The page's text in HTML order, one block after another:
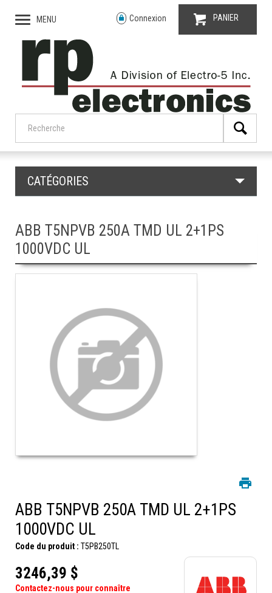
MENU Connexion PANIER
CATÉGORIES
ABB T5NPVB 250A TMD UL 2+1PS
1000VDC UL
ABB T5NPVB 250A TMD UL 2+1PS
1000VDC UL
Code du produit : T5PB250TL
3246,39 $
Contactez-nous pour connaître